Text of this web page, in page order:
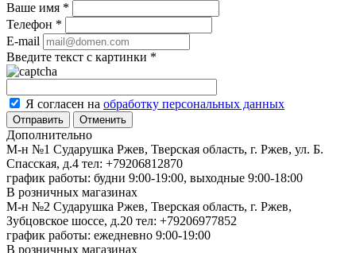
Ваше имя *
Телефон *
E-mail
Введите текст с картинки *
Я согласен на обработку персональных данных
Отменить
Дополнительно
М-н №1 Сударушка Ржев, Тверская область, г. Ржев, ул. Б.
Спасская, д.4 тел: +79206812870
график работы: будни 9:00-19:00, выходные 9:00-18:00
В розничных магазинах
М-н №2 Cударушка Ржев, Тверская область, г. Ржев,
Зубцовское шоссе, д.20 тел: +79206977852
график работы: ежедневно 9:00-19:00
В розничных магазинах